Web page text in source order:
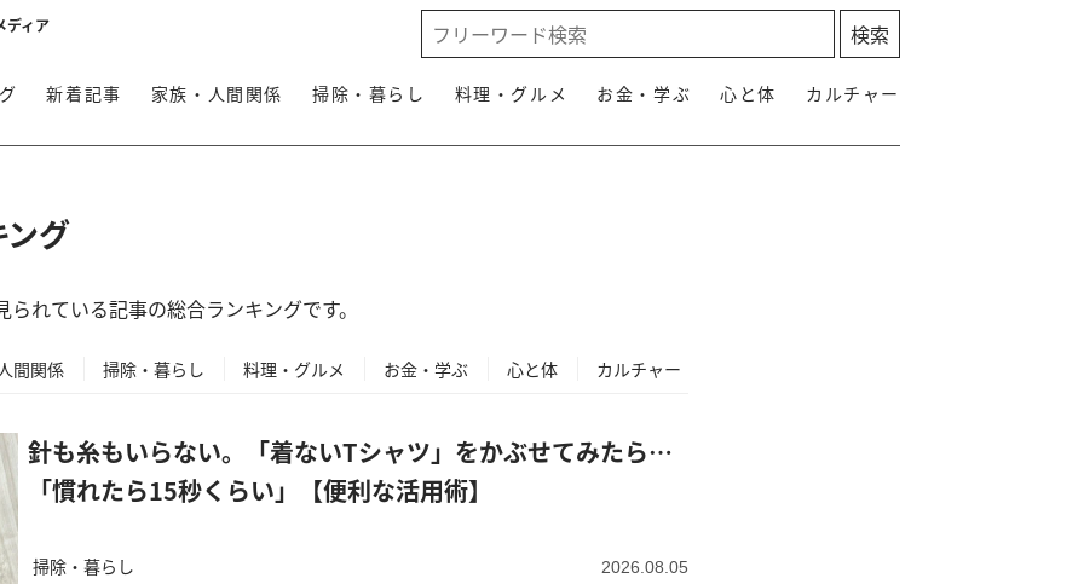
ディア
新着記事 家族・人間関係 掃除・暮らし 料理・グルメ お金・学ぶ 心と体 カルチャー
グ
れている記事の総合ランキングです。
間関係 掃除・暮らし 料理・グルメ お金・学ぶ 心と体 カルチャー
針も糸もいらない。「着ないTシャツ」をかぶせてみたら…
「慣れたら15秒くらい」【便利な活用術】
掃除・暮らし 2026.08.05